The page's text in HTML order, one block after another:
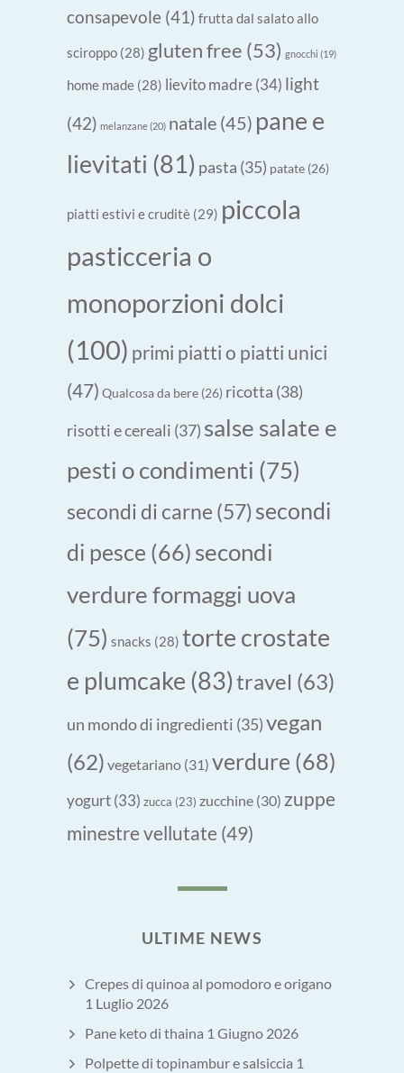
consapevole (41) frutta dal salato allo
sciroppo (28) gluten free (53) gnocchi (19)
home made (28) lievito madre(34) light
(42) melanzane(20) natale (45) pane e
lievitati (81) pasta (35) patate (26)
piatti estivi e cruditè (29) piccola
pasticceria o
monoporzioni dolci
(100) primi piatti o piatti unici
(47) Qualcosa da bere (26) ricotta (38)
risotti e cereali (37) salse salate e
pesti o condimenti (75)
secondi di carne (57)secondi
di pesce (66) secondi
verdure formaggi uova
(75) snacks (28) torte crostate
e plumcake (83)travel (63)
un mondo di ingredienti (35)vegan
(62) vegetariano (31) verdure (68)
yogurt(33) zucca (23) zucchine (30) zuppe
minestre vellutate (49)
ULTIME NEWS
Crepes di quinoa al pomodoro e origano
1 Luglio 2026
Pane keto di thaina 1 Giugno 2026
Polpette di topinambur e salsiccia 1